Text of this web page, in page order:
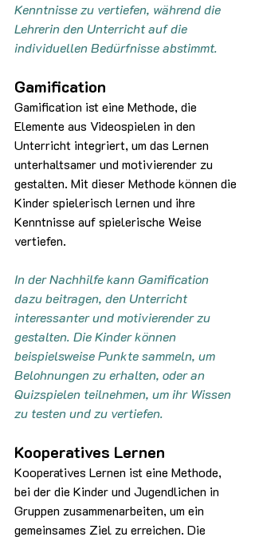
Kenntnisse zu vertiefen, während die
Lehrerin den Unterricht auf die
individuellen Bedürfnisse abstimmt.
Gamification
Gamification ist eine Methode, die
Elemente aus Videospielen in den
Unterricht integriert, um das Lernen
unterhaltsamer und motivierender zu
gestalten. Mit dieser Methode können die
Kinder spielerisch lernen und ihre
Kenntnisse auf spielerische Weise
vertiefen.
In der Nachhilfe kann Gamification
dazu beitragen, den Unterricht
interessanter und motivierender zu
gestalten. Die Kinder können
beispielsweise Punkte sammeln, um
Belohnungen zu erhalten, oder an
Quizspielen teilnehmen, um ihr Wissen
zu testen und zu vertiefen.
Kooperatives Lernen
Kooperatives Lernen ist eine Methode,
bei der die Kinder und Jugendlichen in
Gruppen zusammenarbeiten, um ein
gemeinsames Ziel zu erreichen. Die